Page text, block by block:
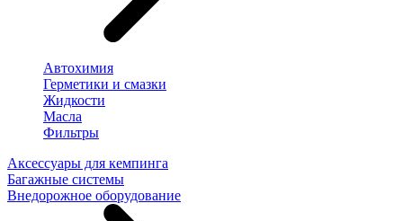
Автохимия
Герметики и смазки
Жидкости
Масла
Фильтры
Аксессуары для кемпинга
Багажные системы
Внедорожное оборудование